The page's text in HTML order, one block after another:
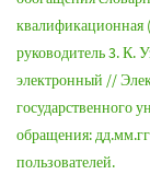
квалификационная
руководитель 3. К.
электронный //
государственного
обращения:
пользователей.